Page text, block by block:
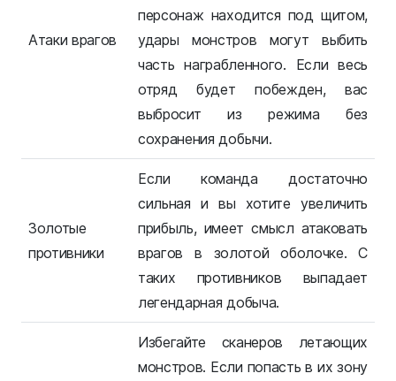
Атаки врагов
персонаж находится под щитом,
удары монстров могут выбить
часть награбленного. Если весь
отряд будет побежден, вас
выбросит из режима без
сохранения добычи.
Золотые
противники
Если команда достаточно
сильная и вы хотите увеличить
прибыль, имеет смысл атаковать
врагов в золотой оболочке. С
таких противников выпадает
легендарная добыча.
Избегайте сканеров летающих
монстров. Если попасть в их зону